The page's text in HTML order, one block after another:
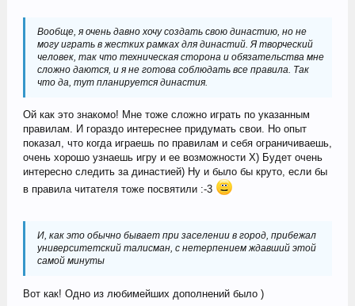
Вообще, я очень давно хочу создать свою династию, но не
могу играть в жестких рамках для династий. Я творческий
человек, так что техническая сторона и обязательства мне
сложно даются, и я не готова соблюдать все правила. Так
что да, тут планируется династия.
Ой как это знакомо! Мне тоже сложно играть по указанным
правилам. И гораздо интереснее придумать свои. Но опыт
показал, что когда играешь по правилам и себя ограничиваешь,
очень хорошо узнаешь игру и ее возможности Х) Будет очень
интересно следить за династией) Ну и было бы круто, если бы
в правила читателя тоже посвятили :-3
И, как это обычно бывает при заселении в город, прибежал
университетский талисман, с нетерпением ждавший этой
самой минуты
Вот как! Одно из любимейших дополнений было )